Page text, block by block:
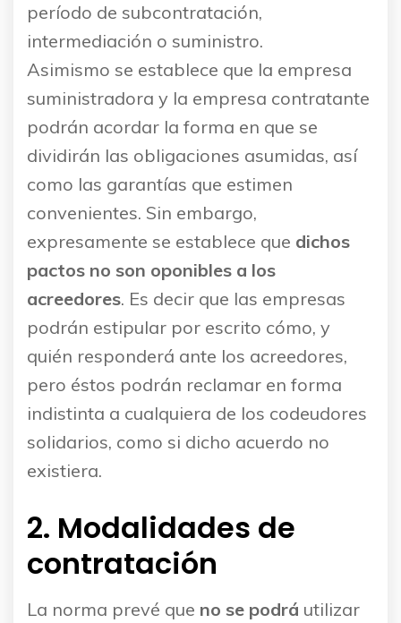
período de subcontratación,
intermediación o suministro.
Asimismo se establece que la empresa
suministradora y la empresa contratante
podrán acordar la forma en que se
dividirán las obligaciones asumidas, así
como las garantías que estimen
convenientes. Sin embargo,
expresamente se establece que dichos
pactos no son oponibles a los
acreedores. Es decir que las empresas
podrán estipular por escrito cómo, y
quién responderá ante los acreedores,
pero éstos podrán reclamar en forma
indistinta a cualquiera de los codeudores
solidarios, como si dicho acuerdo no
existiera.
2. Modalidades de
contratación
La norma prevé que no se podrá utilizar